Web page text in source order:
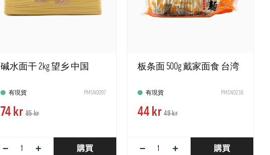
碱水面干 2kg 望乡 中国
有現貨 PMSN0097
74 kr 85 kr
− + 購買
板条面 500g 戴家面食 台湾
有現貨 PMSN0238
44 kr 49 kr
− + 購買